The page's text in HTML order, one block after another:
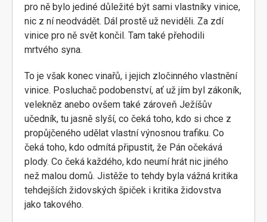
pro ně bylo jediné důležité být sami vlastníky vinice,
nic z ní neodvádět. Dál prostě už neviděli. Za zdí
vinice pro ně svět končil. Tam také přehodili
mrtvého syna.
To je však konec vinařů, i jejich zločinného vlastnění
vinice. Posluchač podobenství, ať už jím byl zákoník,
velekněz anebo ovšem také zároveň Ježíšův
učedník, tu jasně slyší, co čeká toho, kdo si chce z
propůjčeného udělat vlastní výnosnou trafiku. Co
čeká toho, kdo odmítá připustit, že Pán očekává
plody. Co čeká každého, kdo neumí hrát nic jiného
než malou domů. Jistěže to tehdy byla vážná kritika
tehdejších židovských špiček i kritika židovstva
jako takového.